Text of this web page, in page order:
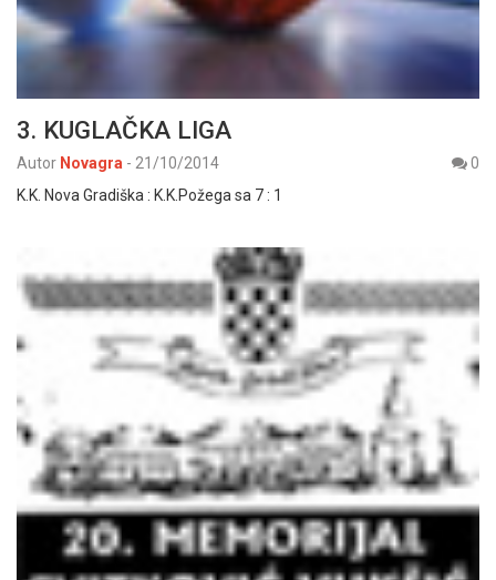
3. KUGLAČKA LIGA
Autor Novagra - 21/10/2014
0
K.K. Nova Gradiška : K.K.Požega sa 7 : 1